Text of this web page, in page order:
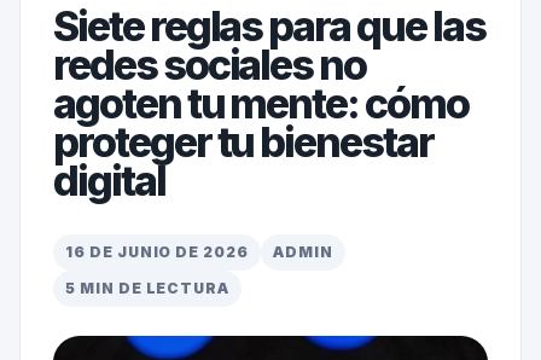
Siete reglas para que las
redes sociales no
agoten tu mente: cómo
proteger tu bienestar
digital
16 DE JUNIO DE 2026
ADMIN
5 MIN DE LECTURA